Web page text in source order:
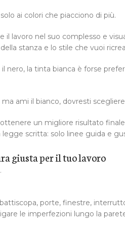
ai colori che piacciono di più.
lavoro nel suo complesso e
stanza e lo stile che vuoi
il nero, la tinta bianca è forse
ami il bianco, dovresti
un migliore risultato
scritta: solo linee guida e
giusta per il tuo lavoro
porte, finestre,
le imperfezioni lungo la